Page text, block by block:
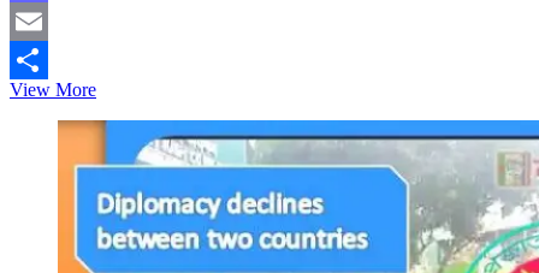
Mastodon
Email
Share
View Moreবাংলাদেশিদেরে
উন্মুক্ত
যাচ্ছে
আমিরাতের
ভিসা